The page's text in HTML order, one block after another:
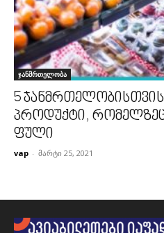
ჯანმრთელობა
5
პროდუქტი,
ფული
vap - მარტი 25, 2021